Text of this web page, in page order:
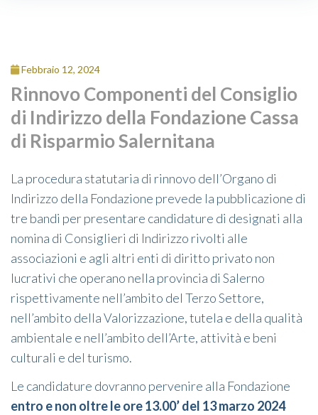
Febbraio 12, 2024
Rinnovo Componenti del Consiglio
di Indirizzo della Fondazione Cassa
di Risparmio Salernitana
La procedura statutaria di rinnovo dell’Organo di
Indirizzo della Fondazione prevede la pubblicazione di
tre bandi per presentare candidature di designati alla
nomina di Consiglieri di Indirizzo rivolti alle
associazioni e agli altri enti di diritto privato non
lucrativi che operano nella provincia di Salerno
rispettivamente nell’ambito del Terzo Settore,
nell’ambito della Valorizzazione, tutela e della qualità
ambientale e nell’ambito dell’Arte, attività e beni
culturali e del turismo.
Le candidature dovranno pervenire alla Fondazione
entro e non oltre le ore 13.00’ del 13 marzo 2024